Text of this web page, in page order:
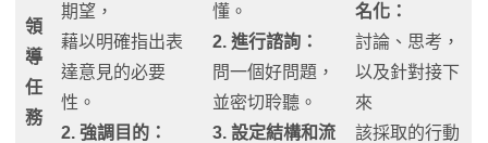
領
導
任
務
期望，
藉以明確指出表
達意見的必要
性。
2. 強調目的：
懂。
2. 進行諮詢：
問一個好問題，
並密切聆聽。
3. 設定結構和流
名化：
討論、思考，
以及針對接下
來
該採取的行動